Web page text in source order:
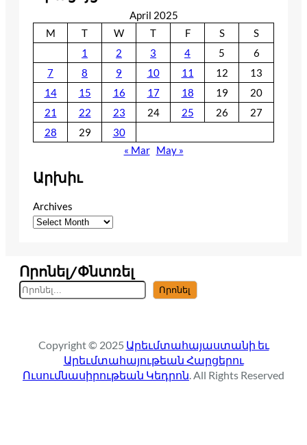
April 2025
M
T W T F S
S
1
2 3 4 5
6
7
8 9 10 11 12
13
14
15 16 17 18 19
20
21
22 23 24 25 26
27
28
29
30
« Mar May »
Արխիւ
Archives
Որոնել/Փնտռել
S
e
c
h
Որոնել
Copyright © 2025 Արեւմտահայաստանի եւ
Արեւմտահայութեան Հարցերու
Ուսումնասիրութեան Կեդրոն. All Rights Reserved